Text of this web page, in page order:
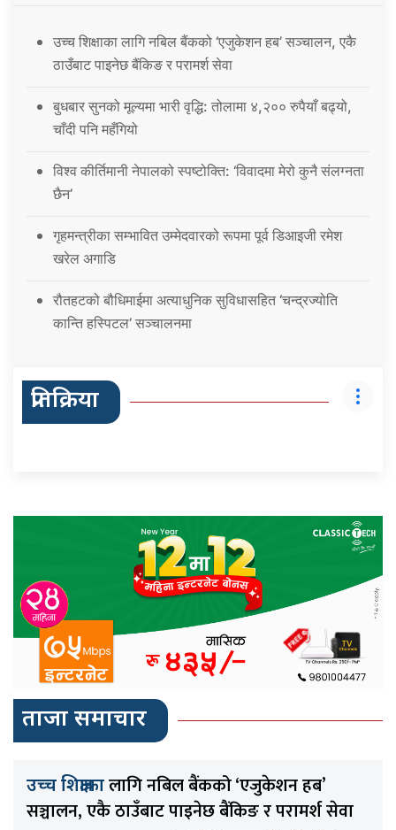
उच्च शिक्षाका लागि नबिल बैंकको ‘एजुकेशन हब’ सञ्चालन, एकै
ठाउँबाट पाइनेछ बैंकिङ र परामर्श सेवा
बुधबार सुनको मूल्यमा भारी वृद्धि: तोलामा ४,२०० रुपैयाँ बढ्यो,
चाँदी पनि महँगियो
विश्व कीर्तिमानी नेपालको स्पष्टोक्ति: ‘विवादमा मेरो कुनै संलग्नता
छैन’
गृहमन्त्रीका सम्भावित उम्मेदवारको रूपमा पूर्व डिआइजी रमेश
खरेल अगाडि
रौतहटको बौधिमाईमा अत्याधुनिक सुविधासहित ‘चन्द्रज्योति
कान्ति हस्पिटल’ सञ्चालनमा
प्रतिक्रिया
ताजा समाचार
उच्च शिक्षाकालागि नबिल बैंकको ‘एजुकेशन हब’
सञ्चालन, एकै ठाउँबाट पाइनेछ बैंकिङ र परामर्श सेवा